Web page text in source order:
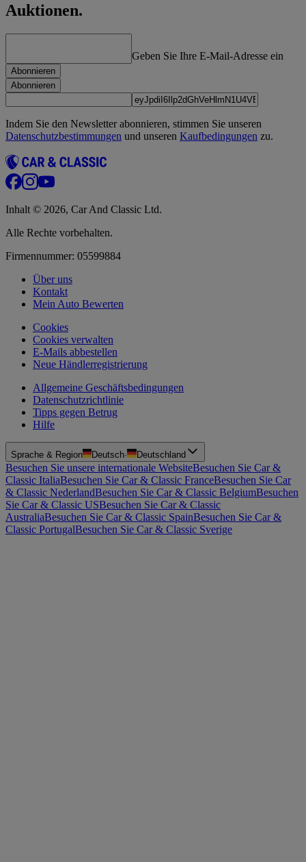
Auktionen.
Geben Sie Ihre E-Mail-Adresse ein
Abonnieren
Abonnieren
Indem Sie den Newsletter abonnieren, stimmen Sie unseren
Datenschutzbestimmungen und unseren Kaufbedingungen zu.
Inhalt © 2026, Car And Classic Ltd.
Alle Rechte vorbehalten.
Firmennummer: 05599884
Über uns
Kontakt
Mein Auto Bewerten
Cookies
Cookies verwalten
E-Mails abbestellen
Neue Händlerregistrierung
Allgemeine Geschäftsbedingungen
Datenschutzrichtlinie
Tipps gegen Betrug
Hilfe
Sprache & Region Deutsch· Deutschland
Besuchen Sie unsere internationale WebsiteBesuchen Sie Car &
Classic ItaliaBesuchen Sie Car & Classic FranceBesuchen Sie Car
& Classic NederlandBesuchen Sie Car & Classic BelgiumBesuchen
Sie Car & Classic USBesuchen Sie Car & Classic
AustraliaBesuchen Sie Car & Classic SpainBesuchen Sie Car &
Classic PortugalBesuchen Sie Car & Classic Sverige